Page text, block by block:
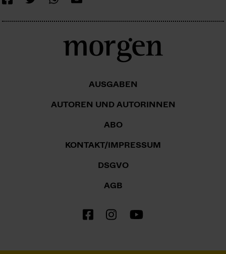
AUSGABEN
AUTOREN UND AUTORINNEN
ABO
KONTAKT/IMPRESSUM
DSGVO
AGB